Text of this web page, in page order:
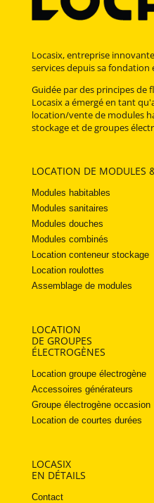
Locasix, entreprise
services depuis sa fondation
Guidée par des principes de
Locasix a émergé en tant
location/vente de modules
stockage et de groupes
LOCATION DE MODULES
Modules habitables
Modules sanitaires
Modules douches
Modules combinés
Location conteneur stockage
Location roulottes
Assemblage de modules
LOCATION
DE GROUPES
ÉLECTROGÈNES
Location groupe électrogène
Accessoires générateurs
Groupe électrogène occasion
Location de courtes durées
LOCASIX
EN DÉTAILS
Contact